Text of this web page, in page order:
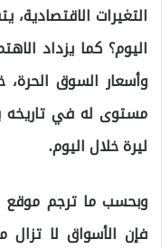
التغيرات
اليوم؟ كما يزداد
وأسعار السوق
ليرة خلال اليوم.
وبحسب ما ترجم موقع
فإن الأسواق لا تزال